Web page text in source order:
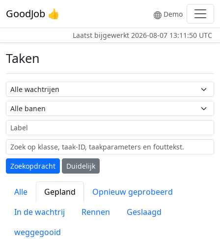
GoodJob 👍 Demo
Laatst bijgewerkt 2026-08-07 13:11:50 UTC
Taken
Wachtrij naam
Taak naam
Label
Zoekopdracht
Duidelijk
Alle Gepland
Opnieuw geprobeerd
In de wachtrij
Rennen
Geslaagd
weggegooid